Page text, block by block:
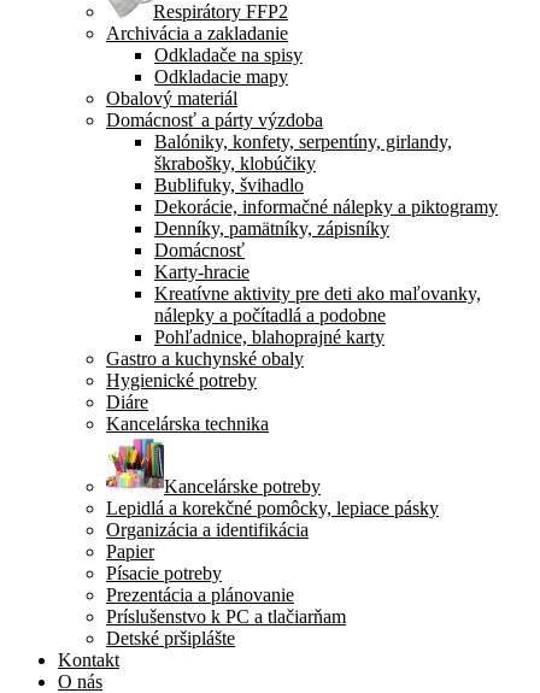
Respirátory FFP2
Archivácia a zakladanie
Odkladače na spisy
Odkladacie mapy
Obalový materiál
Domácnosť a párty výzdoba
Balóniky, konfety, serpentíny, girlandy,
škrabošky, klobúčiky
Bublifuky, švihadlo
Dekorácie, informačné nálepky a piktogramy
Denníky, pamätníky, zápisníky
Domácnosť
Karty-hracie
Kreatívne aktivity pre deti ako maľovanky,
nálepky a počítadlá a podobne
Pohľadnice, blahoprajné karty
Gastro a kuchynské obaly
Hygienické potreby
Diáre
Kancelárska technika
Kancelárske potreby
Lepidlá a korekčné pomôcky, lepiace pásky
Organizácia a identifikácia
Papier
Písacie potreby
Prezentácia a plánovanie
Príslušenstvo k PC a tlačiarňam
Detské pršiplášte
Kontakt
O nás